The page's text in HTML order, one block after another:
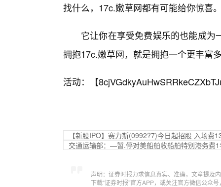
找什么，17c.嫩草网都有可能给你惊喜
它让你在享受免费娱乐的也能成
拥抱17c.嫩草网，就是拥抱一个更丰富
活动：【
【新股IPO】赛力斯(0992?7)今日起招股 入场费
交通运输部：—暂.停对美船舶收船舶特别港务费
声明：证券时报力求信息真实、准确，文章提及
下载“证券时报”官方APP，或关注官方微信公众